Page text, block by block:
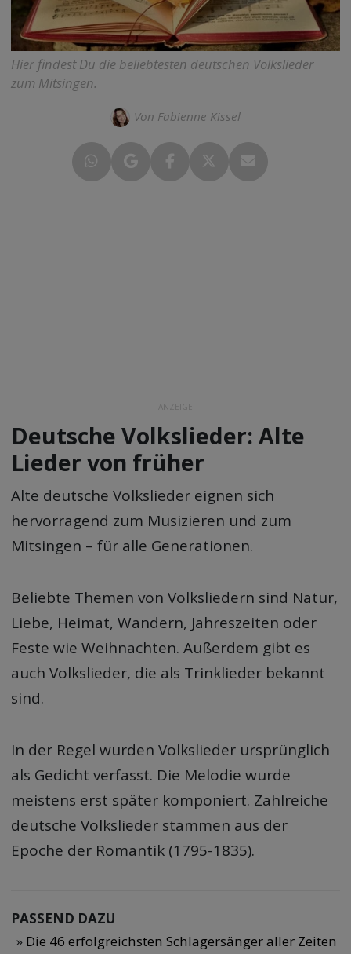
Hier findest Du die beliebtesten deutschen Volkslieder
zum Mitsingen.
Von Fabienne Kissel
ANZEIGE
Deutsche Volkslieder: Alte
Lieder von früher
Alte deutsche Volkslieder eignen sich
hervorragend zum Musizieren und zum
Mitsingen – für alle Generationen.
Beliebte Themen von Volksliedern sind Natur,
Liebe, Heimat, Wandern, Jahreszeiten oder
Feste wie Weihnachten. Außerdem gibt es
auch Volkslieder, die als Trinklieder bekannt
sind.
In der Regel wurden Volkslieder ursprünglich
als Gedicht verfasst. Die Melodie wurde
meistens erst später komponiert. Zahlreiche
deutsche Volkslieder stammen aus der
Epoche der Romantik (1795-1835).
PASSEND DAZU
Die 46 erfolgreichsten Schlagersänger aller Zeiten